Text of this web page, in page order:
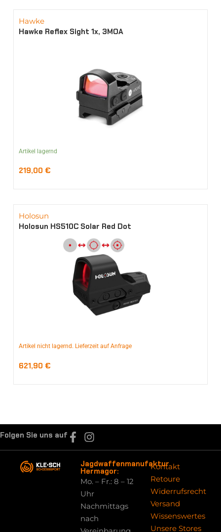
Hawke
Hawke Reflex Sight 1x, 3MOA
Artikel lagernd
219,00 €
Holosun
Holosun HS510C Solar Red Dot
Artikel nicht lagernd. Lieferzeit auf Anfrage
621,90 €
Folgen Sie uns auf
Jagdwaffenmanufaktur
Hermagor:
Mo. – Fr.: 8 – 12
Uhr
Nachmittags
nach
Kontakt
Retoure
Widerrufsrecht
Versand
Wissenswertes
Unsere Stores